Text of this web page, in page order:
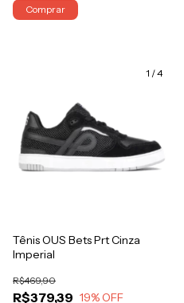
Comprar
1 /4
Tênis OUS Bets Prt Cinza
Imperial
R$379,39
R$469,90
19% OFF